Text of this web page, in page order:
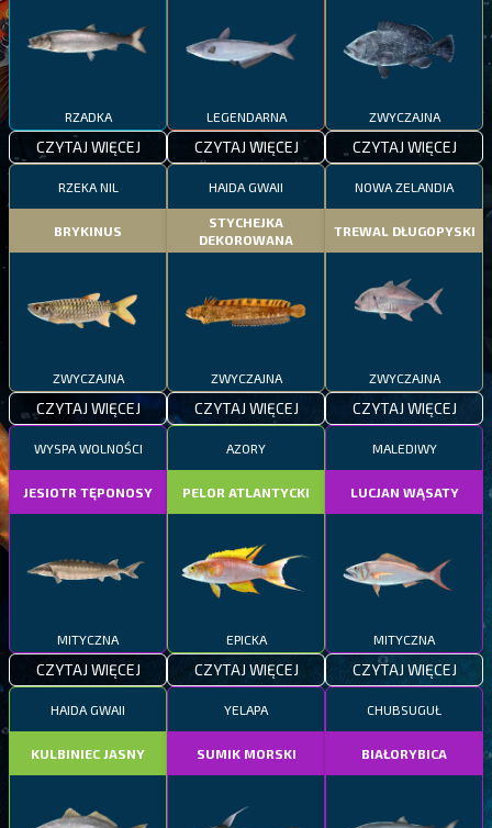
RZADKA
CZYTAJ WIĘCEJ
LEGENDARNA
CZYTAJ WIĘCEJ
ZWYCZAJNA
CZYTAJ WIĘCEJ
RZEKA NIL
BRYKINUS
ZWYCZAJNA
CZYTAJ WIĘCEJ
HAIDA GWAII
STYCHEJKA
DEKOROWANA
ZWYCZAJNA
CZYTAJ WIĘCEJ
NOWA ZELANDIA
TREWAL DŁUGOPYSKI
ZWYCZAJNA
CZYTAJ WIĘCEJ
WYSPA WOLNOŚCI
JESIOTR TĘPONOSY
MITYCZNA
CZYTAJ WIĘCEJ
AZORY
PELOR ATLANTYCKI
EPICKA
CZYTAJ WIĘCEJ
MALEDIWY
LUCJAN WĄSATY
MITYCZNA
CZYTAJ WIĘCEJ
HAIDA GWAII
KULBINIEC JASNY
YELAPA
SUMIK MORSKI
CHUBSUGUŁ
BIAŁORYBICA